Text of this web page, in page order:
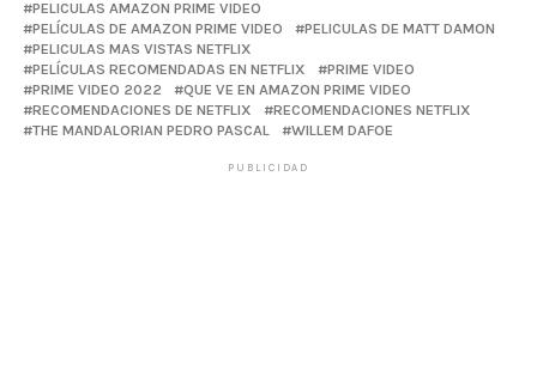
PELICULAS AMAZON PRIME VIDEO
PELÍCULAS DE AMAZON PRIME VIDEO
PELICULAS DE MATT DAMON
PELICULAS MAS VISTAS NETFLIX
PELÍCULAS RECOMENDADAS EN NETFLIX
PRIME VIDEO
PRIME VIDEO 2022
QUE VE EN AMAZON PRIME VIDEO
RECOMENDACIONES DE NETFLIX
RECOMENDACIONES NETFLIX
THE MANDALORIAN PEDRO PASCAL
WILLEM DAFOE
PUBLICIDAD